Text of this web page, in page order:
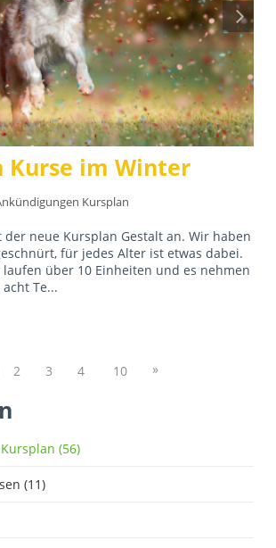
Kurse im Winter
Kursplan
der neue Kursplan Gestalt an. Wir haben
für jedes Alter ist etwas dabei.
laufen über 10 Einheiten und es nehmen
Te...
2 3 4 10 »
(56)
(11)